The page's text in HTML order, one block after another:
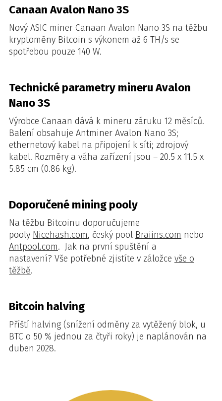
Canaan Avalon Nano 3S
Nový ASIC miner Canaan Avalon Nano 3S na těžbu
kryptoměny Bitcoin s výkonem až 6 TH/s se
spotřebou pouze 140 W.
Technické parametry mineru Avalon
Nano 3S
Výrobce Canaan dává k mineru záruku 12 měsíců.
Balení obsahuje Antminer Avalon Nano 3S;
ethernetový kabel na připojení k síti; zdrojový
kabel. Rozměry a váha zařízení jsou – 20.5 x 11.5 x
5.85 cm (0.86 kg).
Doporučené mining pooly
Na těžbu Bitcoinu doporučujeme
pooly Nicehash.com, český pool Braiins.com nebo
Antpool.com. Jak na první spuštění a
nastavení? Vše potřebné zjistíte v záložce vše o
těžbě.
Bitcoin halving
Příští halving (snížení odměny za vytěžený blok, u
BTC o 50 % jednou za čtyři roky) je naplánován na
duben 2028.